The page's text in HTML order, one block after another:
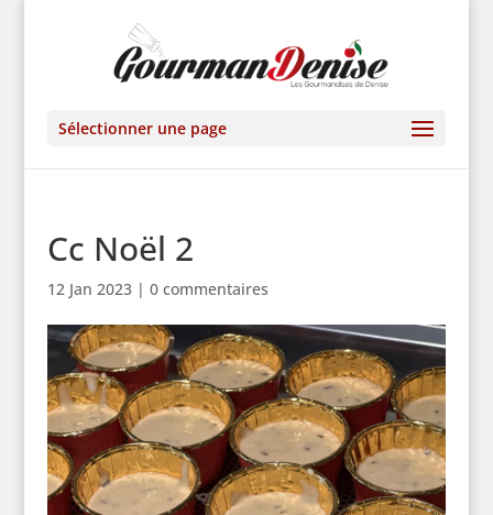
Sélectionner une page
Cc Noël 2
12 Jan 2023| 0 commentaires